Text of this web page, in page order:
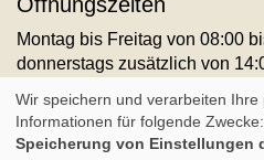
Montag bis Freitag von 08:00
donnerstags zusätzlich von
AGB
Impressum
Wir speichern und verarbeiten
Informationen für folgende Zwecke:
Speicherung von Einstellungen